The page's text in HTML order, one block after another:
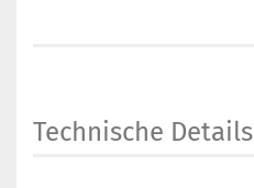
Technische Details